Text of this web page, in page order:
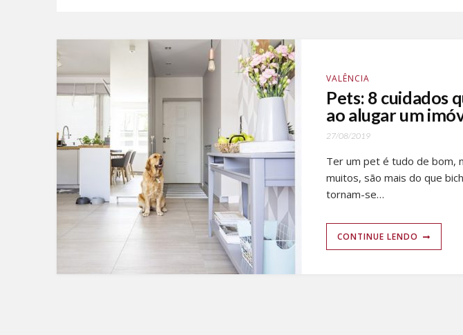
VALÊNCIA
Pets: 8 cuidados
ao alugar um
27/08/2019
Ter um pet é tudo de bom,
muitos, são mais do que
tornam-se…
CONTINUE LENDO